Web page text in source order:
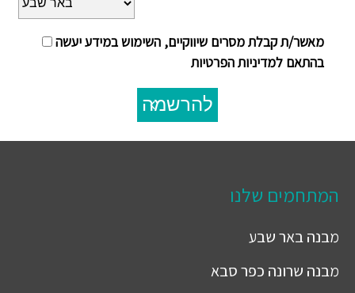
מאשר/ת קבלת מסרים שיווקיים, השימוש במידע יעשה
בהתאם למדיניות הפרטיות
להרשמה
המתחמים שלנו
מבנהבאר שבע
מבנה שרונה כפר סבא